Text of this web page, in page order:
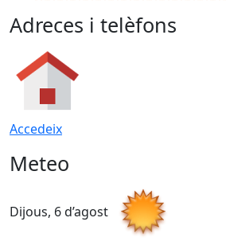
Adreces i telèfons
Accedeix
Meteo
Dijous, 6 d’agost